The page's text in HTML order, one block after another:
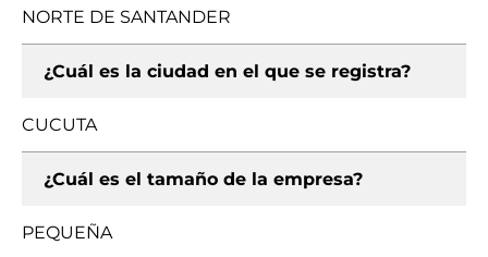
NORTE DE SANTANDER
¿Cuál es la ciudad en el que se registra?
CUCUTA
¿Cuál es el tamaño de la empresa?
PEQUEÑA